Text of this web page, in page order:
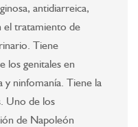
antidiarreica,
el tratamiento de
Tiene
los genitales en
y ninfomanía. Tiene la
Uno de los
de Napoleón